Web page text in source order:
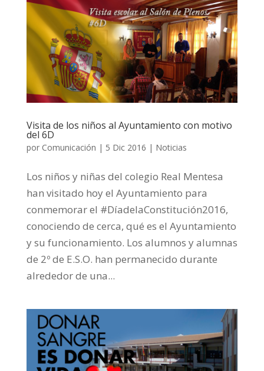
Visita de los niños al Ayuntamiento con motivo
del 6D
por Comunicación | 5 Dic 2016 | Noticias
Los niños y niñas del colegio Real Mentesa
han visitado hoy el Ayuntamiento para
conmemorar el #DíadelaConstitución2016,
conociendo de cerca, qué es el Ayuntamiento
y su funcionamiento. Los alumnos y alumnas
de 2º de E.S.O. han permanecido durante
alrededor de una...